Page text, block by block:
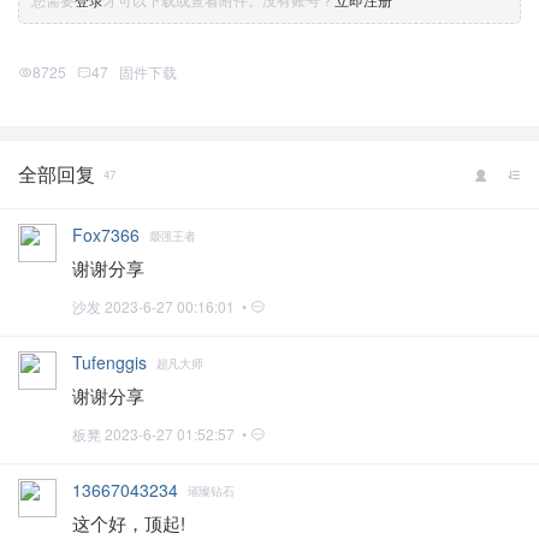
8725 47 固件下载
全部回复 47
Fox7366 最强王者
谢谢分享
沙发 2023-6-27 00:16:01 •
Tufenggis 超凡大师
谢谢分享
板凳 2023-6-27 01:52:57 •
13667043234 璀璨钻石
这个好，顶起!